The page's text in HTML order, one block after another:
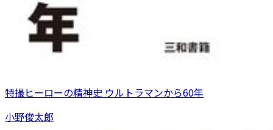
特撮ヒーローの精神史 ウルトラマンから60年
小野俊太郎